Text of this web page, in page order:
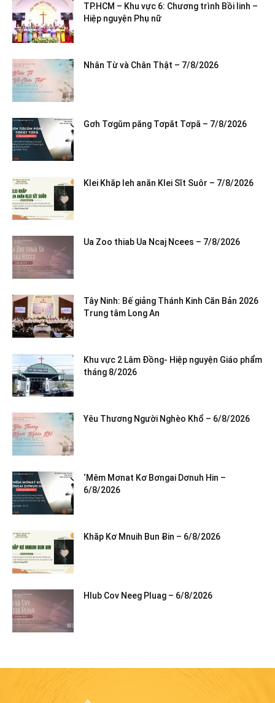
TP.HCM – Khu vực 6: Chương trình Bồi linh –
Hiệp nguyện Phụ nữ
Nhân Từ và Chân Thật – 7/8/2026
Gơh Tơgŭm păng Tơpăt Tơpă – 7/8/2026
Klei Khăp leh anăn Klei Sĭt Suôr – 7/8/2026
Ua Zoo thiab Ua Ncaj Ncees – 7/8/2026
Tây Ninh: Bế giảng Thánh Kinh Căn Bản 2026
Trung tâm Long An
Khu vực 2 Lâm Đồng- Hiệp nguyện Giáo phẩm
tháng 8/2026
Yêu Thương Người Nghèo Khổ – 6/8/2026
‘Mêm Mơnat Kơ Bơngai Dơnuh Hin –
6/8/2026
Khăp Kơ Mnuih Bun Ƀin – 6/8/2026
Hlub Cov Neeg Pluag – 6/8/2026